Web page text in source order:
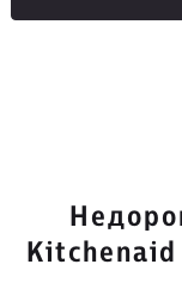
Kitchenaid